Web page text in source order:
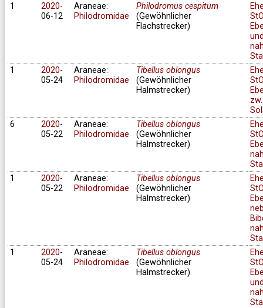
1
2020-
06-12
Araneae:
Philodromidae
Philodromus cespitum
(Gewöhnlicher
Flachstrecker)
1
2020-
05-24
Araneae:
Philodromidae
Tibellus oblongus
(Gewöhnlicher
Halmstrecker)
zw.
6
2020-
05-22
Araneae:
Philodromidae
Tibellus oblongus
(Gewöhnlicher
Halmstrecker)
1
2020-
05-22
Araneae:
Philodromidae
Tibellus oblongus
(Gewöhnlicher
Halmstrecker)
1
2020-
05-24
Araneae:
Philodromidae
Tibellus oblongus
(Gewöhnlicher
Halmstrecker)